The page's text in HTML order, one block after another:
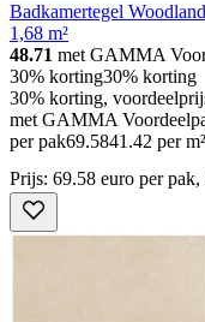
Badkamertegel
1,68 m²
48.71 met GAMMA
30% korting30% korting
30% korting,
met GAMMA
per pak69.5841.42 per m²
Prijs: 69.58 euro per